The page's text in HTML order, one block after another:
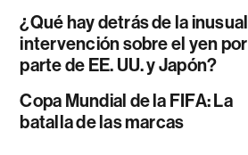
¿Qué hay detrás de la inusual
intervención sobre el yen por
parte de EE. UU. y Japón?
Copa Mundial de la FIFA: La
batalla de las marcas